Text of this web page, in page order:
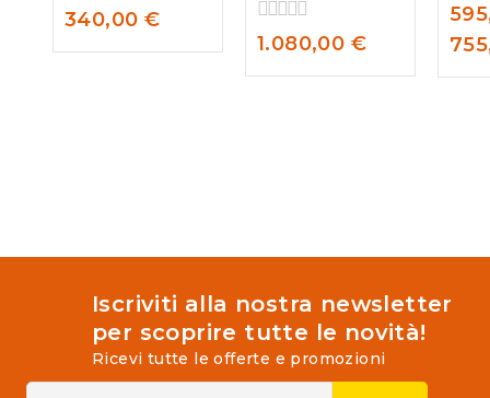
0
out
of
340,00 €
0
out
of
1.080,00 €
0
out
of
5
Iscriviti alla nostra newsletter
per scoprire tutte le novità!
Ricevi tutte le offerte e promozioni